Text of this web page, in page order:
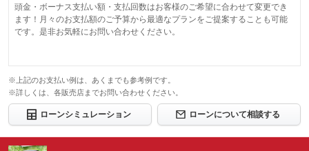
頭金・ボーナス支払い額・支払回数はお客様のご希望に合わせて変更でき
ます！月々のお支払額のご予算から最適なプランをご提案することも可能
です。是非お気軽にお問い合わせください。
※上記のお支払い例は、あくまでも参考例です。
※詳しくは、各販売店までお問い合わせください。
ローンシミュレーション ローンについて相談する